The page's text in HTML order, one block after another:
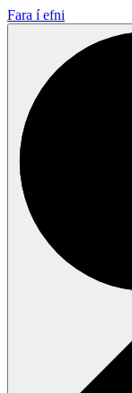
Fara í efni